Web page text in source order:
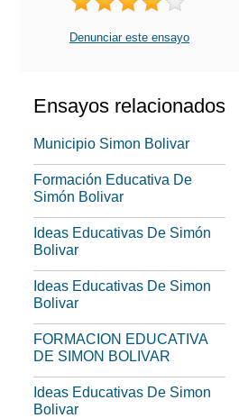
Denunciar este ensayo
Ensayos relacionados
Municipio Simon Bolivar
Formación Educativa De
Simón Bolivar
Ideas Educativas De Simón
Bolivar
Ideas Educativas De Simon
Bolivar
FORMACION EDUCATIVA
DE SIMON BOLIVAR
Ideas Educativas De Simon
Bolivar